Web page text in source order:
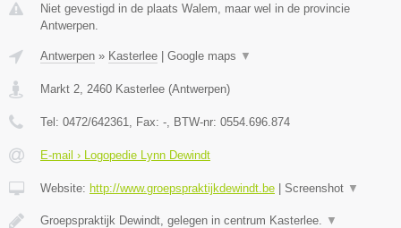
Niet gevestigd in de plaats Walem, maar wel in de provincie
Antwerpen.
Antwerpen » Kasterlee | Google maps ▼
Markt 2 2460 Kasterlee (Antwerpen)
Tel: 0472/642361 , Fax: - , BTW-nr: 0554.696.874
E-mail › Logopedie Lynn Dewindt
Website: http://www.groepspraktijkdewindt.be | Screenshot ▼
Groepspraktijk Dewindt, gelegen in centrum Kasterlee. ▼